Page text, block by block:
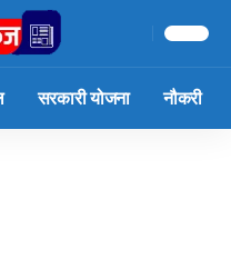
सरकारी योजना नौकरी